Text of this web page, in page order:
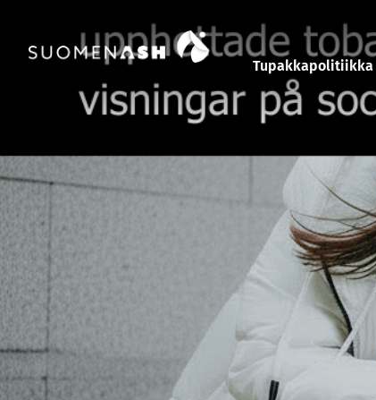
Siirry sisältöön
Tupakkapolitiikka